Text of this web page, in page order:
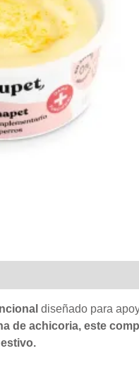
diseñado para
de achicoria, este